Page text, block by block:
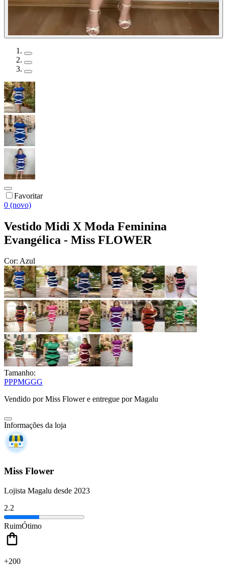
Favoritar
0 (novo)
Vestido Midi X Moda Feminina
Evangélica - Miss FLOWER
Cor: Azul
Tamanho:
PPPMGGG
Vendido porMiss Flowere entregue por Magalu
Informações da loja
Miss Flower
Lojista Magalu desde 2023
2.2
RuimÓtimo
+200